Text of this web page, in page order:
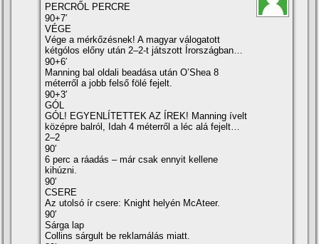
PERCRŐL PERCRE
90+7′
VÉGE
Vége a mérkőzésnek! A magyar válogatott
kétgólos előny után 2–2-t játszott Írországban…
90+6′
Manning bal oldali beadása után O’Shea 8
méterről a jobb felső fölé fejelt.
90+3′
GÓL
GÓL! EGYENLÍTETTEK AZ ÍREK! Manning ívelt
középre balról, Idah 4 méterről a léc alá fejelt…
2–2
90′
6 perc a ráadás – már csak ennyit kellene
kihúzni.
90′
CSERE
Az utolsó ír csere: Knight helyén McAteer.
90′
Sárga lap
Collins sárgult be reklamálás miatt.